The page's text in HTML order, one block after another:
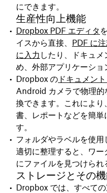
にできます。
生産性向上機能
Dropbox PDF エディタ
イスから直接、 PDF に
に入力 したり、ドキュ
め、外部アプリケーショ
Dropbox の ドキュメン
Android カメラで物理的
換できます。これによ
書、レポートなどを簡単
す。
フォルダやラベルを使
適切に整理すると、ワ
にファイルを見つけられ
ストレージとその
Dropbox では、すべて